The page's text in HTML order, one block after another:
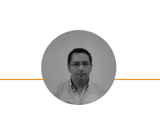
Grâce à son expérience et ses qualités d’écoute,
Caroline saura vous transmettre les principaux
attendus des SES et vous permettre de
progresser dans cette discipline.